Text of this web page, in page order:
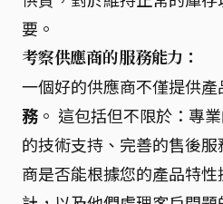
要。
考察供應商的服務能力：
一個好的供應商不僅提供產
務 。 這包括但不限於：專
的技術支持、完善的售後
商是否能根據您的產品特